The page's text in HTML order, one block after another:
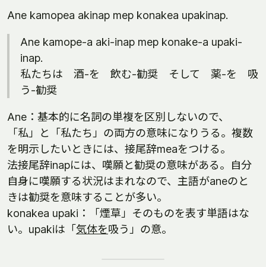
Ane kamopea akinap mep konakea upakinap.
Ane kamope-a aki-inap mep konake-a upaki-
inap.
私たちは 酒-を 飲む-勧奨 そして 薬-を 吸
う-勧奨
Ane：基本的に名詞の単複を区別しないので、
「私」と「私たち」の両方の意味になりうる。複数
を明示したいときには、接尾辞meaをつける。
法接尾辞inapには、嘆願と勧奨の意味がある。自分
自身に嘆願する状況はまれなので、主語がaneのと
きは勧奨を意味することが多い。
konakea upaki：「煙草」そのものを表す単語はな
い。upakiは「 気体を吸う」の意。